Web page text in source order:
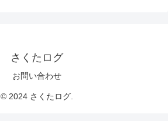
さくたログ
お問い合わせ
© 2024 さくたログ.